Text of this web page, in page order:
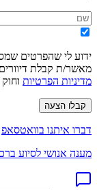
ידוע לי שהפרטים
מאשר/ת קבלת
מדיניות הפרטיות
קבלו הצעה
דברו איתנו בוואטסאפ
מענה אנושי לסיוע